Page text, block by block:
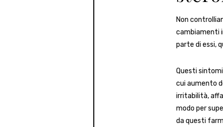
Non
cambiamenti
parte di essi,
Questi
cui aumento
irritabilità,
modo per
da questi